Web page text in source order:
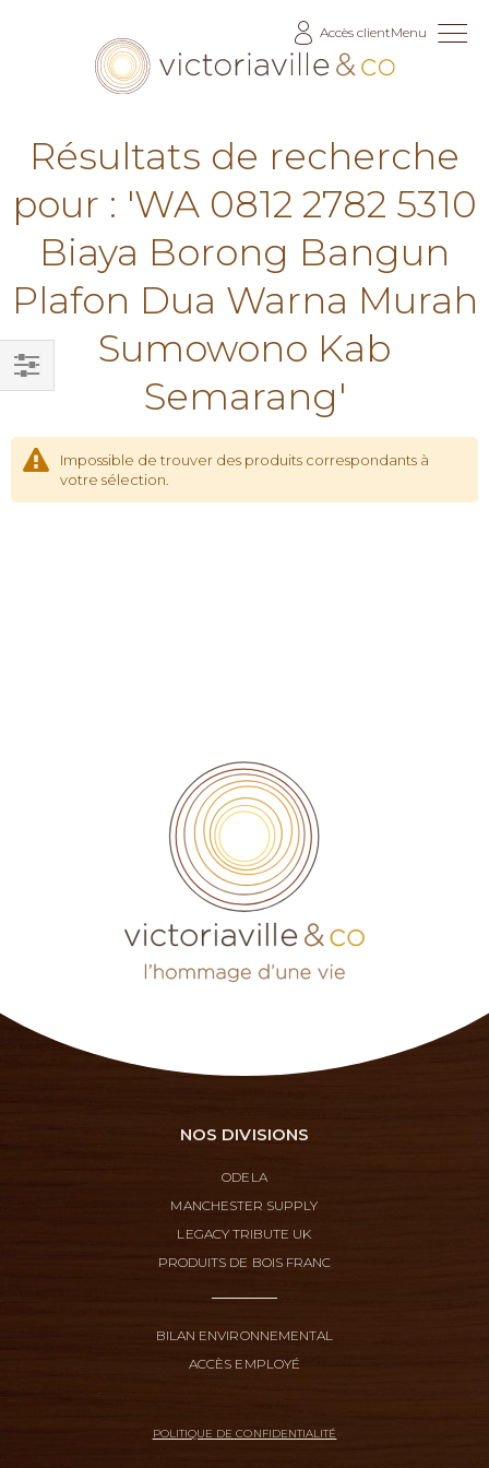
Accès clientMenu
Résultats de recherche
pour : 'WA 0812 2782 5310
Biaya Borong Bangun
Plafon Dua Warna Murah
Sumowono Kab
Semarang'
Impossible de trouver des produits correspondants à
votre sélection.
Filtrer
NOS DIVISIONS
ODELA
MANCHESTER SUPPLY
LEGACY TRIBUTE UK
PRODUITS DE BOIS FRANC
BILAN ENVIRONNEMENTAL
ACCÈS EMPLOYÉ
POLITIQUE DE CONFIDENTIALITÉ